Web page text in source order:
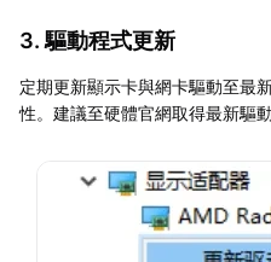
3. 驅動程式更新
定期更新顯示卡與網卡驅動至最
性。建議至硬體官網取得最新驅動